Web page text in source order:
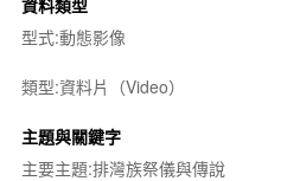
型式:動態影像
類型:資料片（Video）
主題與關鍵字
主要主題:排灣族祭儀與傳說